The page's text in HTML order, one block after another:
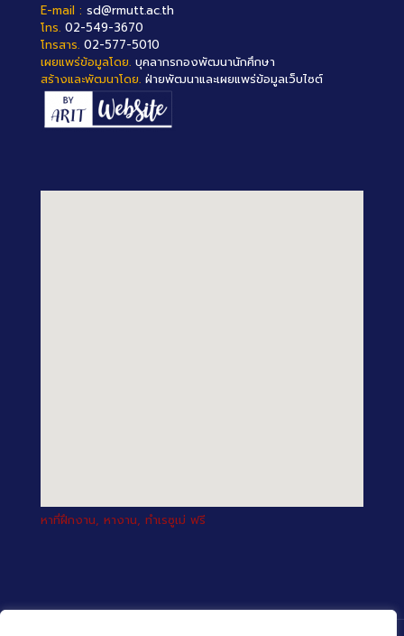
E-mail : sd@rmutt.ac.th
โทร. 02-549-3670
โทรสาร. 02-577-5010
เผยแพร่ข้อมูลโดย. บุคลากรกองพัฒนานักศึกษา
สร้างและพัฒนาโดย. ฝ่ายพัฒนาและเผยแพร่ข้อมูลเว็บไซต์
หาที่ฝึกงาน, หางาน, ทำเรซูเม่ ฟรี